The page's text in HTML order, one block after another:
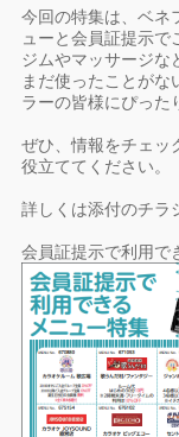
今回の特集は、ベネ
ューと会員証提示
ジムやマッサージな
まだ使ったことが
ラーの皆様にぴった
ぜひ、情報をチェッ
役立ててください。
詳しくは添付のチラ
会員証提示で利用で